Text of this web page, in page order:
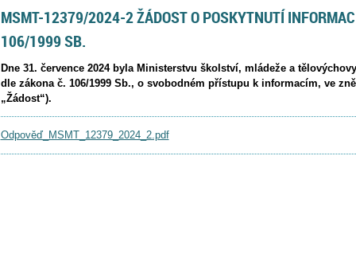
MSMT-12379/2024-2 ŽÁDOST O POSKYTNUTÍ
106/1999 SB.
Dne 31. července 2024 byla Ministerstvu školství, mládeže a
dle zákona č. 106/1999 Sb., o svobodném přístupu k informacím, ve
„Žádost“).
Odpověď_MSMT_12379_2024_2.pdf